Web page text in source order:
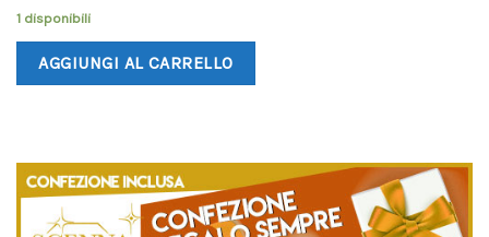
1 disponibili
AGGIUNGI AL CARRELLO